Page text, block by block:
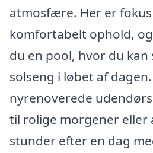
atmosfære. Her er
komfortabelt ophold,
du en pool, hvor du kan
solseng i løbet af
nyrenoverede
til rolige morgener eller
stunder efter en dag